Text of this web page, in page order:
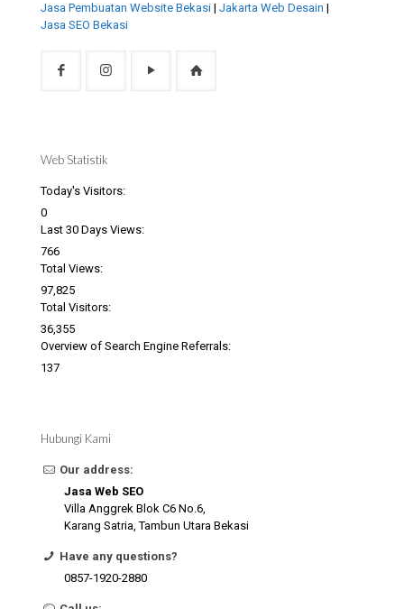
Jasa Pembuatan Website Bekasi | Jakarta Web Desain |
Jasa SEO Bekasi
Web Statistik
Today's Visitors:
0
Last 30 Days Views:
766
Total Views:
97,825
Total Visitors:
36,355
Overview of Search Engine Referrals:
137
Hubungi Kami
Our address:
Jasa Web SEO
Villa Anggrek Blok C6 No.6,
Karang Satria, Tambun Utara Bekasi
Have any questions?
0857-1920-2880